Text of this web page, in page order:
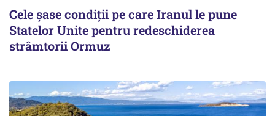
Cele șase condiții pe care Iranul le pune
Statelor Unite pentru redeschiderea
strâmtorii Ormuz